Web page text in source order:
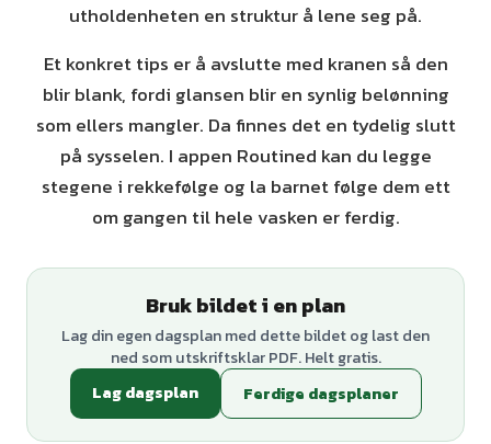
utholdenheten en struktur å lene seg på.
Et konkret tips er å avslutte med kranen så den
blir blank, fordi glansen blir en synlig belønning
som ellers mangler. Da finnes det en tydelig slutt
på sysselen. I appen Routined kan du legge
stegene i rekkefølge og la barnet følge dem ett
om gangen til hele vasken er ferdig.
Bruk bildet i en plan
Lag din egen dagsplan med dette bildet og last den
ned som utskriftsklar PDF. Helt gratis.
Lag dagsplan
Ferdige dagsplaner